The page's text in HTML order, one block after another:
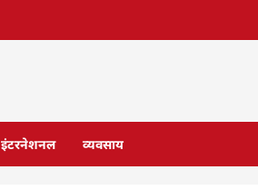
इंटरनेशनल व्यवसाय